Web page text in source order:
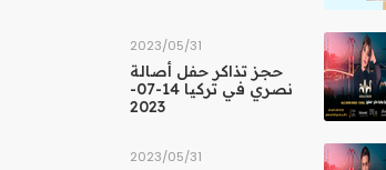
31‏/05‏/2023
حجز تذاكر حفل أصالة
نصري في تركيا 14-07-
2023
31‏/05‏/2023